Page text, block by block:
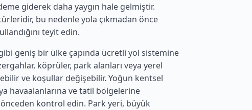
giderek daha yaygın hale gelmiştir.
bu nedenle yola çıkmadan önce
teyit edin.
geniş bir ülke çapında ücretli yol sistemine
köprüler, park alanları veya yerel
ve koşullar değişebilir. Yoğun kentsel
havaalanlarına ve tatil bölgelerine
kontrol edin. Park yeri, büyük